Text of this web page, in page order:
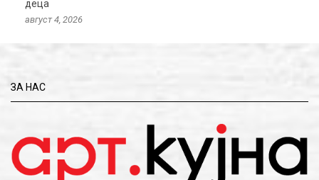
деца
август 4, 2026
ЗА НАС